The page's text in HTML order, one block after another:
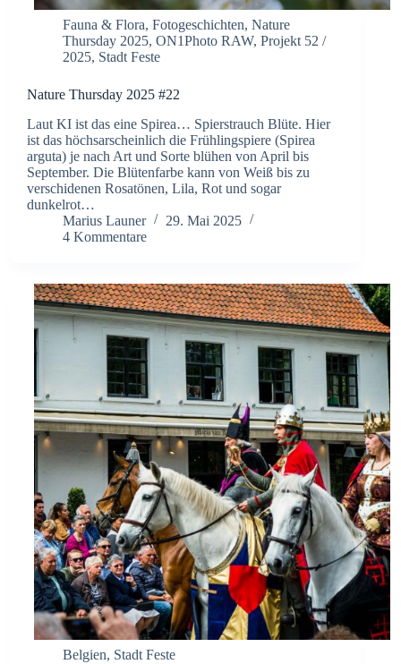
Fauna & Flora, Fotogeschichten, Nature
Thursday 2025, ON1Photo RAW, Projekt 52 /
2025, Stadt Feste
Nature Thursday 2025 #22
Laut KI ist das eine Spirea… Spierstrauch Blüte. Hier
ist das höchsarscheinlich die Frühlingspiere (Spirea
arguta) je nach Art und Sorte blühen von April bis
September. Die Blütenfarbe kann von Weiß bis zu
verschidenen Rosatönen, Lila, Rot und sogar
dunkelrot…
Marius Launer
29. Mai 2025
4 Kommentare
Belgien, Stadt Feste